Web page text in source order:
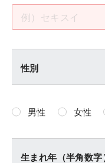
性別
男性 女性
生まれ年（半角数字